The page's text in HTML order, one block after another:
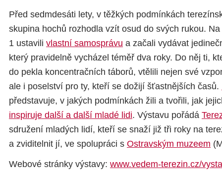
Před sedmdesáti lety, v těžkých podmínkách
skupina hochů rozhodla vzít osud do svých rukou.
1 ustavili vlastní samosprávu a začali vydávat
který pravidelně vycházel téměř dva roky. Do něj ti,
do pekla koncentračních táborů, vtělili nejen své
ale i poselství pro ty, kteří se dožijí šťastnějších časů.
představuje, v jakých podmínkách žili a tvořili, jak
inspiruje další a další mladé lidi. Výstavu pořádá
sdružení mladých lidí, kteří se snaží již tři roky na
a zviditelnit jí, ve spolupráci s Ostravským muzeem
Webové stránky výstavy: www.vedem-terezin.cz/